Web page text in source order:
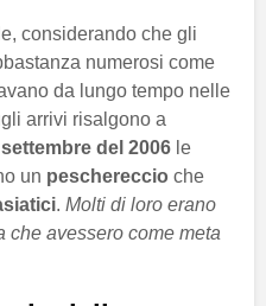
considerando che gli
numerosi come
da lungo tempo nelle
arrivi risalgono a
settembre del 2006 le
un peschereccio che
. Molti di loro erano
che avessero come meta